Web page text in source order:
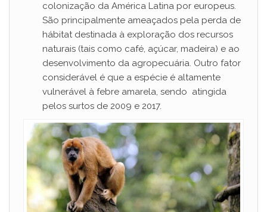
colonização da América Latina por europeus.
São principalmente ameaçados pela perda de
hábitat destinada à exploração dos recursos
naturais (tais como café, açúcar, madeira) e ao
desenvolvimento da agropecuária. Outro fator
considerável é que a espécie é altamente
vulnerável à febre amarela, sendo atingida
pelos surtos de 2009 e 2017.